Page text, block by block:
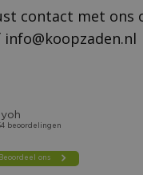
contact met ons
info@koopzaden.nl